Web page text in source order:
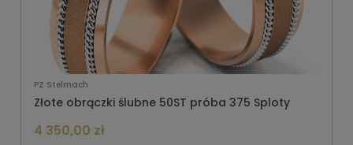
PZ Stelmach
Złote obrączki ślubne 50ST próba 375 Sploty
4 350,00 zł